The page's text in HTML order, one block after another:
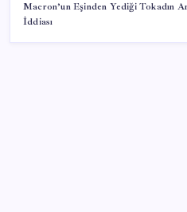
Macron’un Eşinden Yediği Tokadın
İddiası